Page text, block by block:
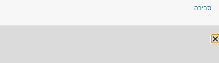
סביבה
« הקודם